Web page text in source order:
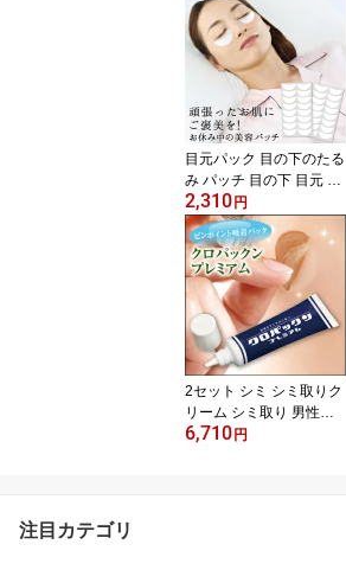
リーケース 防水 おしゃ
れ かわいい 可愛い suitc
ase cover キャリーカバ
ー 大型 保護カバー S M
サイズ Lサイズ 撥水 汚れ
防止 洗える
目元パック 目の下のたる
み パッチ 目の下 目元 た
るみ 解消 貼って寝る パ
ック テープ シート 消え
る 目尻 が 下がる 目元シ
ート 目元ケア 目元のた
るみ 改善 目の下パッチ
目の下たるみ アイシート
メンズ シワ クマ グッズ
化粧品
2,310円
2セット シミ シミ取りク
リーム シミ取り 男性用
シミ消し 美容液 しみ そ
6,710円
注目カテゴリ